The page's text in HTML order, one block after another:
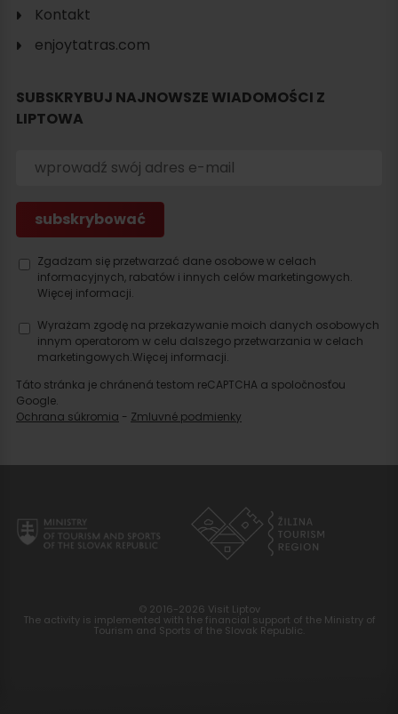
Szukaj
Kontakt
enjoytatras.com
SUBSKRYBUJ NAJNOWSZE WIADOMOŚCI Z
LIPTOWA
Zgadzam się przetwarzać dane osobowe w celach
informacyjnych, rabatów i innych celów marketingowych.
Więcej informacji.
Wyrażam zgodę na przekazywanie moich danych osobowych
innym operatorom w celu dalszego przetwarzania w celach
marketingowych.Więcej informacji.
Táto stránka je chránená testom reCAPTCHA a spoločnosťou
Google.
Ochrana súkromia - Zmluvné podmienky
© 2016-2026 Visit Liptov
The activity is implemented with the financial support of the Ministry of
Tourism and Sports of the Slovak Republic.